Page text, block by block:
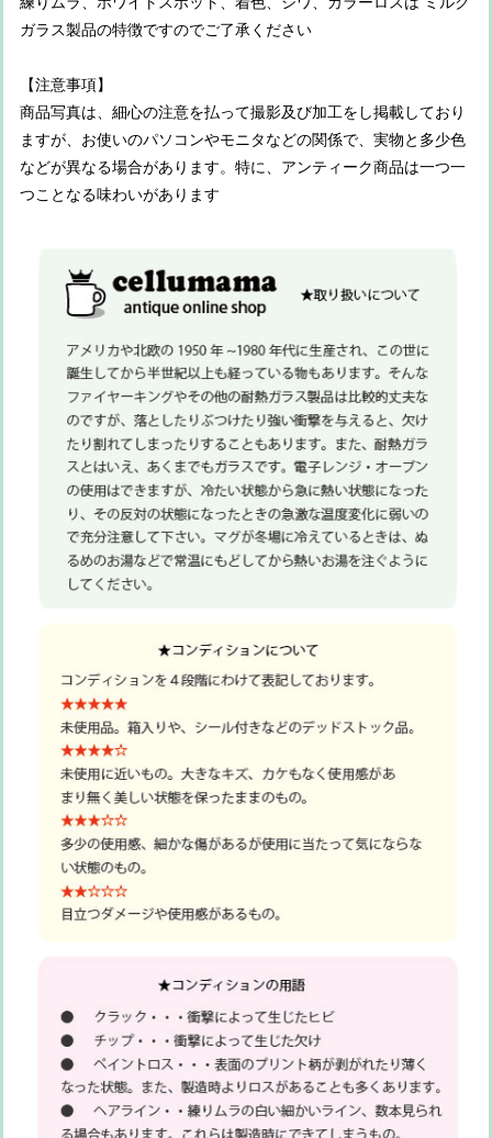
ガラス製品の特徴ですのでご了承ください
【注意事項】
商品写真は、細心の注意を払って撮影及び加工をし掲載しており
ますが、お使いのパソコンやモニタなどの関係で、実物と多少色
などが異なる場合があります。特に、アンティーク商品は一つ一
つことなる味わいがあります